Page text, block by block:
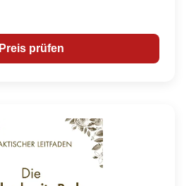
Preis prüfen